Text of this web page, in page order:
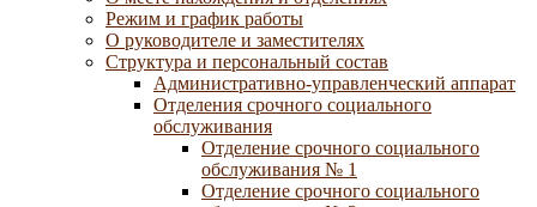
Режим и график работы
О руководителе и заместителях
Структура и персональный состав
Административно-управленческий аппарат
Отделения срочного социального
обслуживания
Отделение срочного социального
обслуживания № 1
Отделение срочного социального